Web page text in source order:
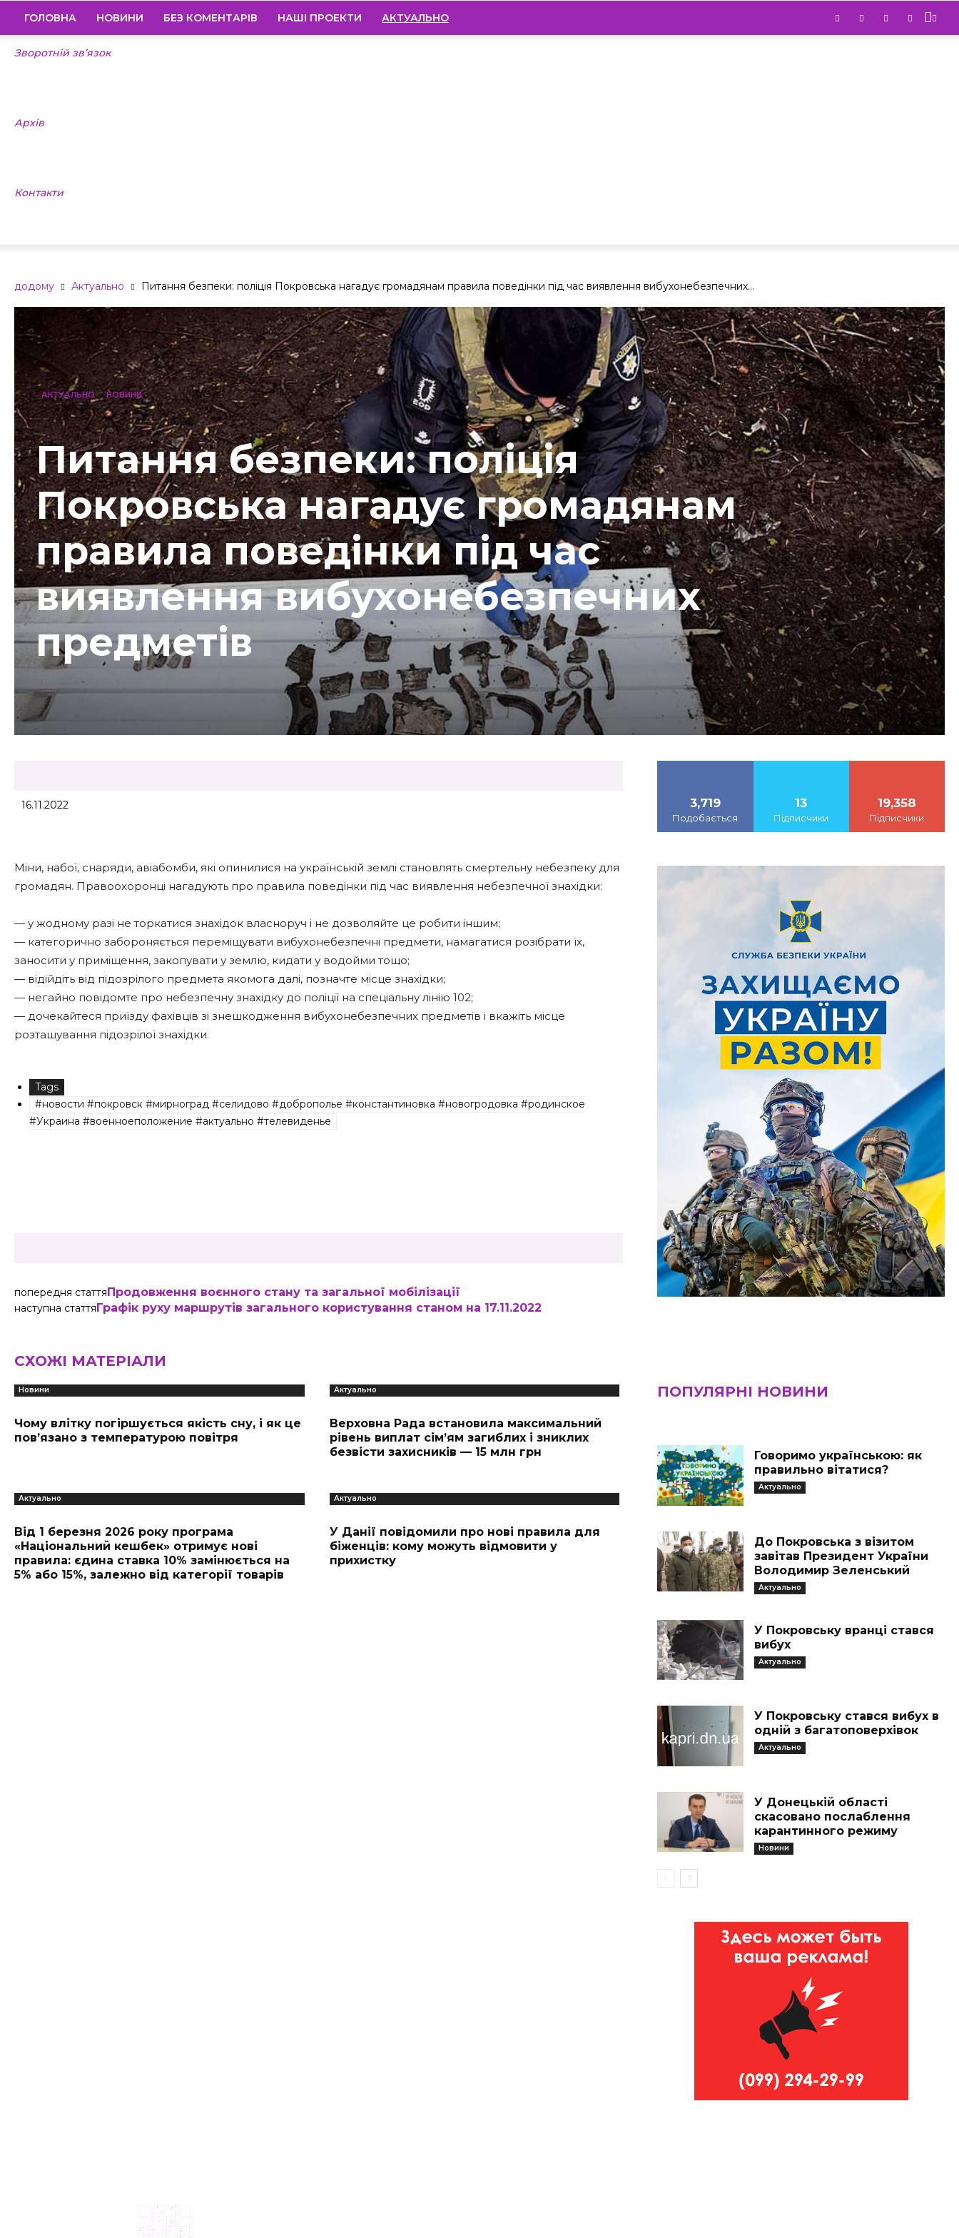
ГОЛОВНА НОВИНИ БЕЗ КОМЕНТАРІВ НАШІ ПРОЕКТИ АКТУАЛЬНО
Зворотній зв’язок
Архів
Контакти
додому Актуально Питання безпеки: поліція Покровська нагадує громадянам правила поведінки під час виявлення вибухонебезпечних...
АКТУАЛЬНО НОВИНИ
Питання безпеки: поліція
Покровська нагадує громадянам
правила поведінки під час
виявлення вибухонебезпечних
предметів
16.11.2022
Міни, набої, снаряди, авіабомби, які опинилися на українській землі становлять смертельну небезпеку для
громадян. Правоохоронці нагадують про правила поведінки під час виявлення небезпечної знахідки:
— у жодному разі не торкатися знахідок власноруч і не дозволяйте це робити іншим;
— категорично забороняється переміщувати вибухонебезпечні предмети, намагатися розібрати їх,
заносити у приміщення, закопувати у землю, кидати у водойми тощо;
— відійдіть від підозрілого предмета якомога далі, позначте місце знахідки;
— негайно повідомте про небезпечну знахідку до поліції на спеціальну лінію 102;
— дочекайтеся приїзду фахівців зі знешкодження вибухонебезпечних предметів і вкажіть місце
розташування підозрілої знахідки.
Tags
#новости #покровск #мирноград #селидово #доброполье #константиновка #новогродовка #родинское
#Украина #военноеположение #актуально #телевиденье
попередня статтяПродовження воєнного стану та загальної мобілізації
наступна статтяГрафік руху маршрутів загального користування станом на 17.11.2022
СХОЖІ МАТЕРІАЛИ
Новини
Чому влітку погіршується якість сну, і як це
пов’язано з температурою повітря
Актуально
Верховна Рада встановила максимальний
рівень виплат сім’ям загиблих і зниклих
безвісти захисників — 15 млн грн
Актуально
Від 1 березня 2026 року програма
«Національний кешбек» отримує нові
правила: єдина ставка 10% замінюється на
5% або 15%, залежно від категорії товарів
Актуально
У Данії повідомили про нові правила для
біженців: кому можуть відмовити у
прихистку
3,719
Подобається
13
Підписчики
19,358
Підписчики
ПОПУЛЯРНІ НОВИНИ
Говоримо українською: як
правильно вітатися?
Актуально
До Покровська з візитом
завітав Президент України
Володимир Зеленський
Актуально
У Покровську вранці стався
вибух
Актуально
У Покровську стався вибух в
одній з багатоповерхівок
Актуально
У Донецькій області
скасовано послаблення
карантинного режиму
Новини